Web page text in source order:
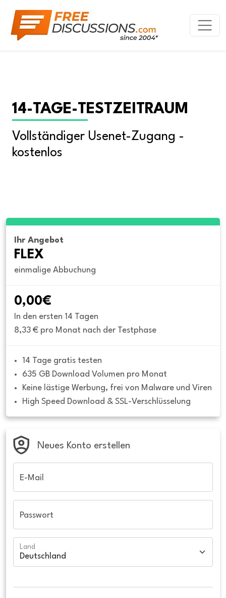
14-TAGE-TESTZEITRAUM
Vollständiger Usenet-Zugang -
kostenlos
Ihr Angebot
FLEX
einmalige Abbuchung
0,00€
In den ersten 14 Tagen
8,33 € pro Monat nach der Testphase
14 Tage gratis testen
635 GB Download Volumen pro Monat
Keine lästige Werbung, frei von Malware und Viren
High Speed Download & SSL-Verschlüsselung
Neues Konto erstellen
E-Mail
Passwort
Land